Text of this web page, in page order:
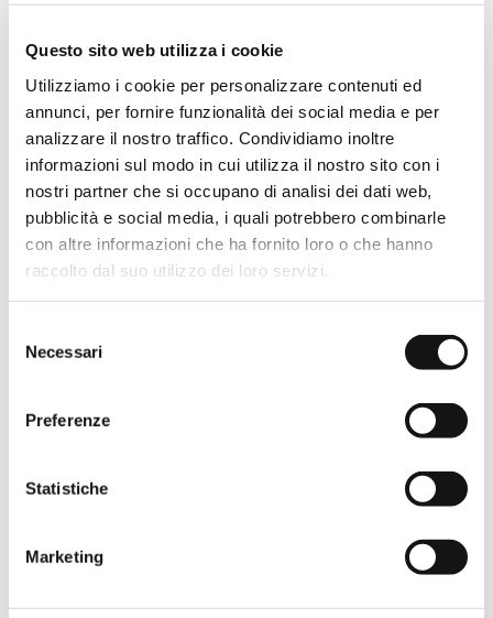
Questo sito web utilizza i cookie
Utilizziamo i cookie per personalizzare contenuti ed
annunci, per fornire funzionalità dei social media e per
analizzare il nostro traffico. Condividiamo inoltre
informazioni sul modo in cui utilizza il nostro sito con i
nostri partner che si occupano di analisi dei dati web,
pubblicità e social media, i quali potrebbero combinarle
con altre informazioni che ha fornito loro o che hanno
raccolto dal suo utilizzo dei loro servizi.
delNecessari
Preferenze
Statistiche
Marketing